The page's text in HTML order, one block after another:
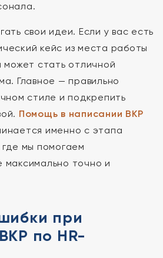
свои идеи. Если у вас есть
кейс из места работы
может стать отличной
Главное — правильно
стиле и подкрепить
Помощь в написании ВКР
именно с этапа
мы помогаем
максимально точно и
при
по HR-